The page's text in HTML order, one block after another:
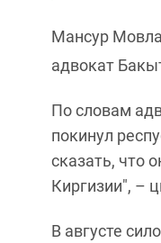
Мансур
адвокат
По словам
покинул
сказать, что
Киргизии", –
В августе